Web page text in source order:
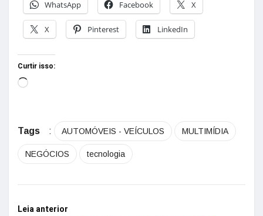
WhatsApp Facebook X
X Pinterest LinkedIn
Curtir isso:
Tags : AUTOMÓVEIS - VEÍCULOS MULTIMÍDIA
NEGÓCIOS tecnologia
Leia anterior